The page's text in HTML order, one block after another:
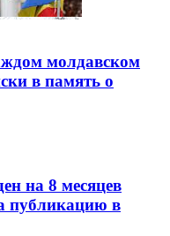
молдавском
в память о
на 8 месяцев
публикацию в